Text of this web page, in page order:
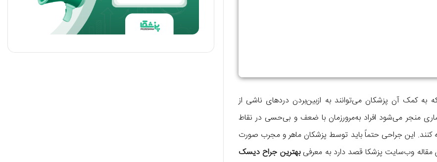
کمک آن پزشکان می‌توانند به ازبین‌بردن دردهای ناشی از
منجر می‌شود افراد به‌مرورزمان با ضعف و بی‌حسی در نقاط
کنند. این جراحی حتماً باید توسط پزشکان ماهر و مجرب صورت
وب‌سایت پزشکا قصد دارد به معرفیبهترین جراح دیسک